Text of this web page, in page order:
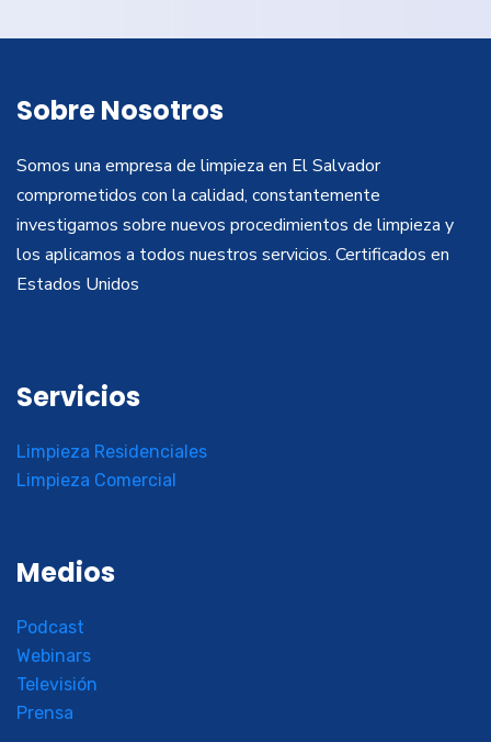
Sobre Nosotros
Somos una empresa de limpieza en El Salvador
comprometidos con la calidad, constantemente
investigamos sobre nuevos procedimientos de limpieza y
los aplicamos a todos nuestros servicios. Certificados en
Estados Unidos
Servicios
Limpieza Residenciales
Limpieza Comercial
Medios
Podcast
Webinars
Televisión
Prensa